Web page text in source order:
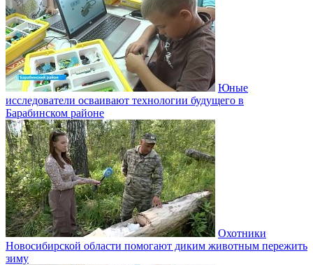
Юные
исследователи осваивают технологии будущего в
Барабинском районе
Охотники
Новосибирской области помогают диким животным пережить
зиму